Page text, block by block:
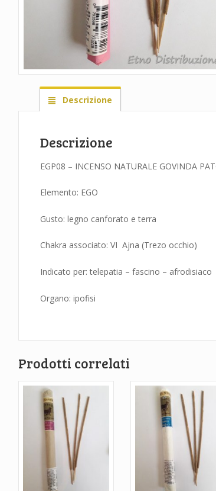
Descrizione
Descrizione
EGP08 – INCENSO NATURALE GOVINDA
Elemento: EGO
Gusto: legno canforato e terra
Chakra associato: VI Ajna (Trezo occhio)
Indicato per: telepatia – fascino – afrodisiaco
Organo: ipofisi
Prodotti correlati